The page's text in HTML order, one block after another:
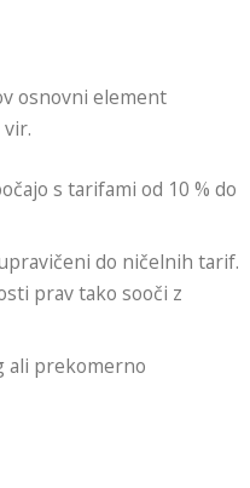
osnovni element
s tarifami od 10 % do
do ničelnih tarif.
prav tako sooči z
ali prekomerno